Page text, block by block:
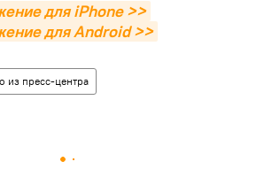
для iPhone >>
для Android >>
из пресс-центра